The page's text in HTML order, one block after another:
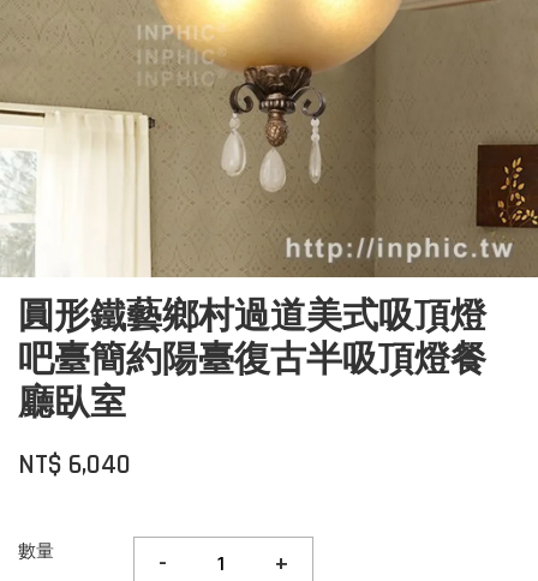
圓形鐵藝鄉村過道美式吸頂燈
吧臺簡約陽臺復古半吸頂燈餐
廳臥室
NT$ 6,040
數量 - +